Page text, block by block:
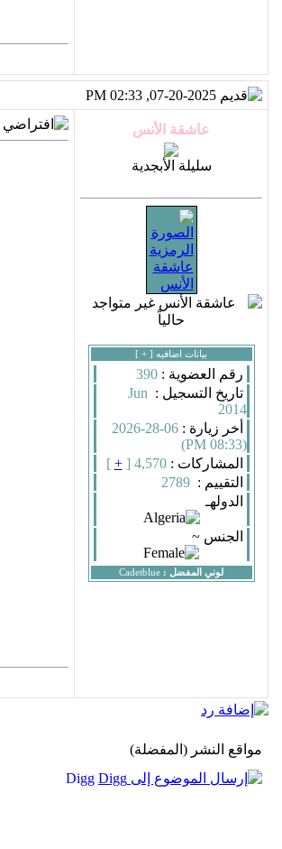
سليلة الأبجدية
بيانات اضافيه [ +
]
رقم العضوية : 390
تاريخ التسجيل : Jun
2014
أخر زيارة :
06-28-2026
(08:33 PM)
المشاركات : 4,570 [
+
]
التقييم :2789
الدولهـ
الجنس ~
لوني المفضل : Cadetblue
مواقع النشر (المفضلة)
Digg